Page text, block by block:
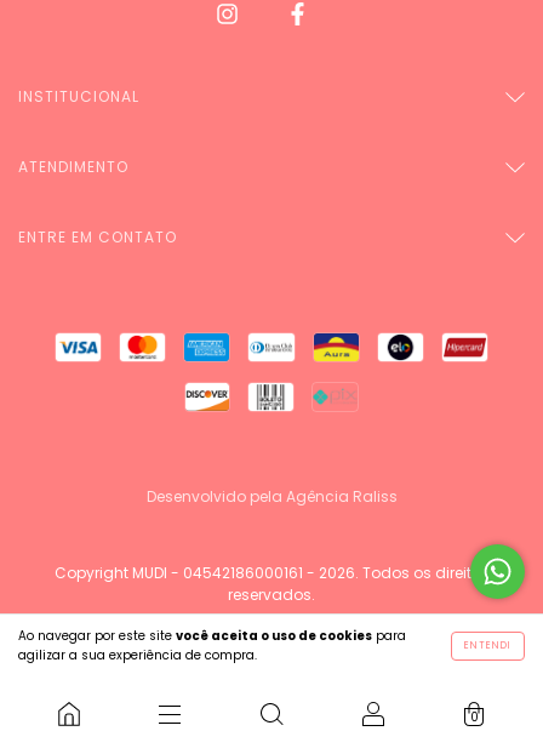
Ao navegar por este site você aceita o uso de cookies para
agilizar a sua experiência de compra.
ENTENDI
0
INSTITUCIONAL
ATENDIMENTO
ENTRE EM CONTATO
Desenvolvido pela Agência Raliss
Copyright MUDI - 04542186000161 - 2026. Todos os direitos
reservados.